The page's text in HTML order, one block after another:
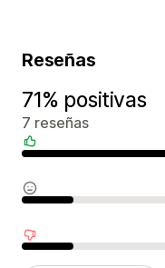
Reseñas
71% positivas
7 reseñas